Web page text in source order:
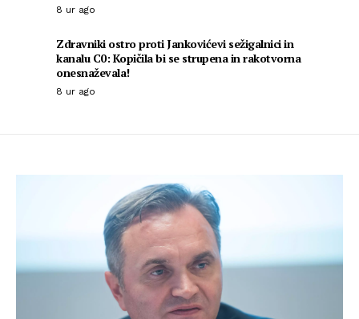
8 ur ago
Zdravniki ostro proti Jankovićevi sežigalnici in
kanalu C0: Kopičila bi se strupena in rakotvorna
onesnaževala!
8 ur ago